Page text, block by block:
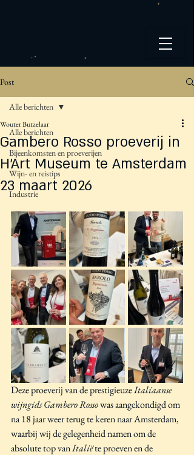
Post
Alle berichten
Bijeenkomsten en proeverijen
Wijn- en reistips
Industrie
Alle berichten
Gambero Rosso proeverij in
H'Art Museum te Amsterdam
23 maart 2026
Wouter Butzelaar
Deze proeverij van de prestigieuze Italiaanse
wijngids Gambero Rosso was aangekondigd om
na 18 jaar weer terug te keren naar Amsterdam,
waarbij wij de gelegenheid namen om de
absolute top van Italië te proeven en de